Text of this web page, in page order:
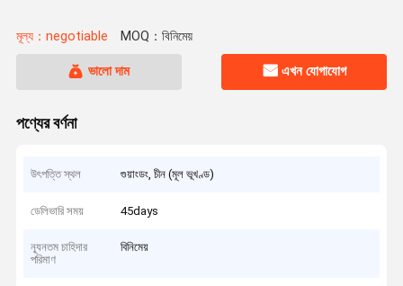
মূল্য：negotiable MOQ：বিনিমেয়
ভালো দাম এখন যোগাযোগ
পণ্যের বর্ণনা
উৎপত্তি স্থল গুয়াংডং, চীন (মূল ভূখণ্ড)
ডেলিভারি সময় 45days
ন্যূনতম চাহিদার
পরিমাণ
বিনিমেয়